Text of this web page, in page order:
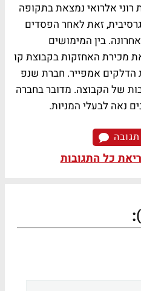
אלרואי נמצאת בתקופה
זאת לאחר הפסדים
בין המימושים
מכירת האחזקות בקבוצת קו
הדלקים אמפייר. חברת שנפ
של הקבוצה. מדובר בחברה
נאה לבעלי המניות.
כל התגובות
: